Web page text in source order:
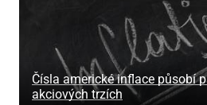
Čísla americké inflace působí
akciových trzích